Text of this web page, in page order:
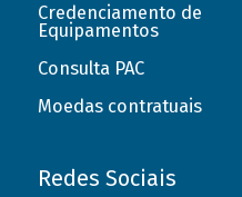
Credenciamento de
Equipamentos
Consulta PAC
Moedas contratuais
Redes Sociais